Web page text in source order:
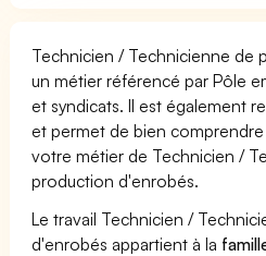
Technicien / Technicienne de
un métier référencé par Pôle
et syndicats. Il est également
et permet de bien comprendre
votre métier de Technicien /
production d'enrobés.
Le travail Technicien /
d'enrobés appartient à la